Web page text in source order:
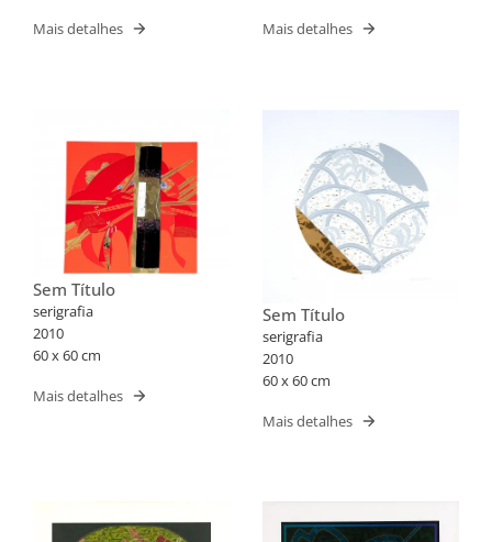
Mais detalhes Mais detalhes
Sem Título
serigrafia
2010
60 x 60 cm
Mais detalhes
Sem Título
serigrafia
2010
60 x 60 cm
Mais detalhes